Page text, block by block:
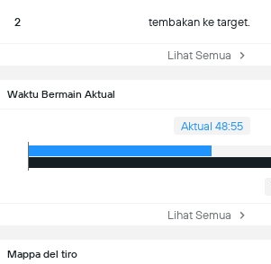
2 tembakan ke target.
Lihat Semua
Waktu Bermain Aktual
Aktual 48:55
Lihat Semua
Mappa del tiro